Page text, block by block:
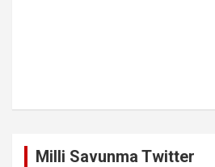
Milli Savunma Twitter